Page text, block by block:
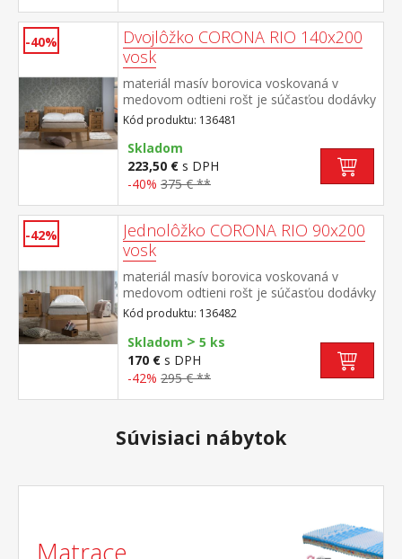
-40%
Dvojlôžko CORONA RIO 140x200
vosk
materiál masív borovica voskovaná v
medovom odtieni rošt je súčasťou dodávky
odporúčaný rozmer matraca 140 × 200 cm
súčasť zostavy Corona
Kód produktu: 136481
Skladom
223,50 € s DPH
-40% 375 € **
-42%
Jednolôžko CORONA RIO 90x200
vosk
materiál masív borovica voskovaná v
medovom odtieni rošt je súčasťou dodávky
odporúčaný rozmer matraca 90 × 200 cm
(M2, M5, M9, M12, M14, M24, M26) súčasť
zostavy Corona
Kód produktu: 136482
Skladom > 5 ks
170 € s DPH
-42% 295 € **
Súvisiaci nábytok
Matrace